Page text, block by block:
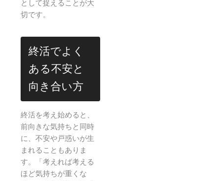
として捉えることが大
切です。
終活でよく
ある不安と
向き合い方
終活を考え始めると、
前向きな気持ちと同時
に、不安や戸惑いが生
まれることもありま
す。「考えれば考える
ほど気持ちが重くな